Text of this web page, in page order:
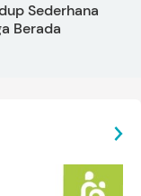
Sederhana
Berada